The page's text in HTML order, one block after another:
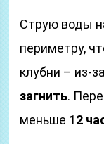
Струю воды
периметру,
клубни – из-
загнить.
меньше 12